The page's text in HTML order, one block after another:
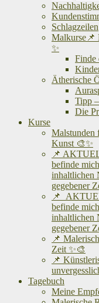
Schlagzeilen
Malkurse📌
✨
Finde
Ätherische
Tipp
Die
Kurse
Malstunden
Kunst 🎨✨
📌
befinde
inhaltlichen
gegebener
📌
befinde
inhaltlichen
gegebener
📌
Zeit ✨🎨
📌
Tagebuch
Meine